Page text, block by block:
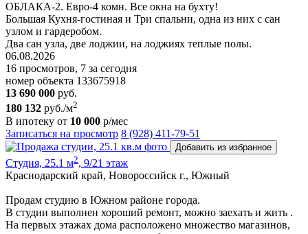
ОБЛАКА-2. Евро-4 комн. Все окна на бухту!
Большая Кухня-гостиная и Три спальни, одна из них с сан
узлом и гардеробом.
Два сан узла, две лоджии, на лоджиях теплые полы.
06.08.2026
16 просмотров, 7 за сегодня
номер объекта 133675918
13 690 000 руб.
180 132 руб./м2
В ипотеку от 10 000 р/мес
Записаться на просмотр 8 (928) 411-79-51
Добавить из избранное
Студия, 25.1 м2, 9/21 этаж
Краснодарский край, Новороссийск г., Южный
Продам студию в Южном районе города.
В студии выполнен хороший ремонт, можно заехать и жить .
На первых этажах дома расположено множество магазинов,